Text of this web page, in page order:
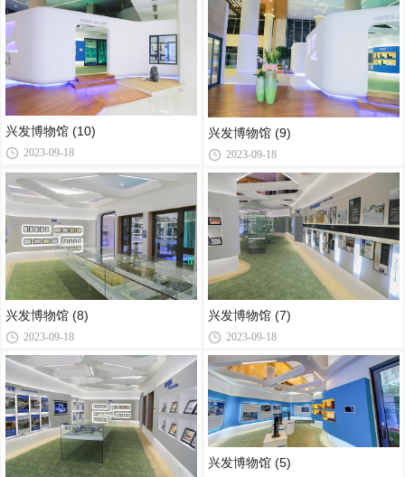
兴发博物馆 (10)
2023-09-18
兴发博物馆 (9)
2023-09-18
兴发博物馆 (8)
2023-09-18
兴发博物馆 (7)
2023-09-18
兴发博物馆 (5)